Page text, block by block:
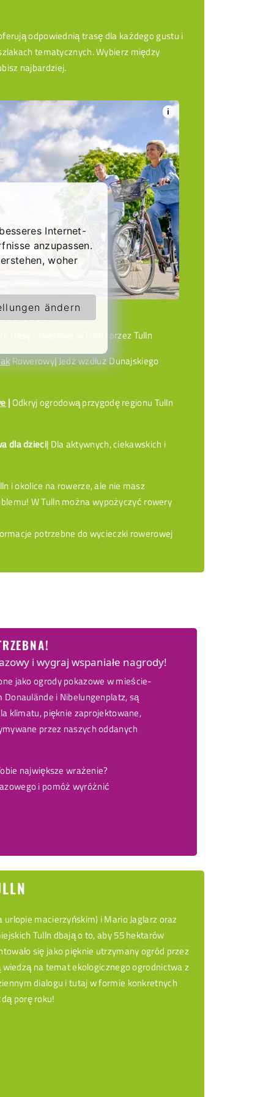
Internet-
anzupassen.
woher
ändern
odpowiednią trasę dla każdego gustu i
tematycznych. Wybierz między
najbardziej.
i
TULLN
trasy rowerowe w Tulln i przez Tulln
Rowerowy|Jedź wzdłuż Dunajskiego
|Odkryj ogrodową przygodę regionu Tulln
dla dzieci| Dla aktywnych, ciekawskich i
i okolice na rowerze, ale nie masz
W Tulln można wypożyczyć rowery
potrzebne do wycieczki rowerowej
i wygraj wspaniałe nagrody!
jako ogrody pokazowe w mieście-
i Nibelungenplatz, są
klimatu, pięknie zaprojektowane,
przez naszych oddanych
największe wrażenie?
i pomóż wyróżnić
macierzyńskim) i Mario Jaglarz oraz
Tulln dbają o to, aby 55 hektarów
się jako pięknie utrzymany ogród przez
wiedzą na temat ekologicznego ogrodnictwa z
dialogu i tutaj w formie konkretnych
porę roku!